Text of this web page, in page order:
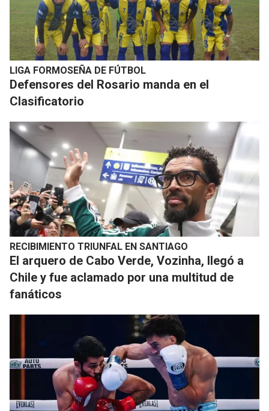
LIGA FORMOSEÑA DE FÚTBOL
Defensores del Rosario manda en el
Clasificatorio
RECIBIMIENTO TRIUNFAL EN SANTIAGO
El arquero de Cabo Verde, Vozinha, llegó a
Chile y fue aclamado por una multitud de
fanáticos